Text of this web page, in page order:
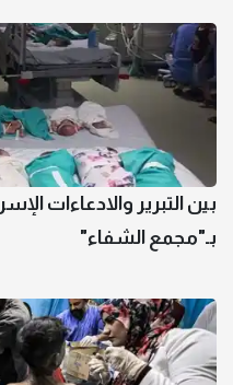
بين التبرير والادعاءات
بـ"مجمع الشفاء"